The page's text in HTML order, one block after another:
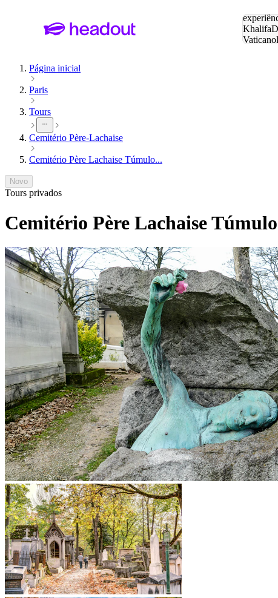
Khalifa
Vaticano
Página inicial
Paris
Tours
Cemitério Père-Lachaise
Cemitério Père Lachaise Túmulo...
Novo
Tours privados
Cemitério Père Lachaise